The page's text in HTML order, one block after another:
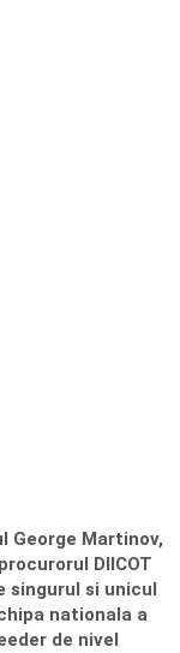
George Martinov,
DIICOT
singurul si unicul
nationala a
de nivel